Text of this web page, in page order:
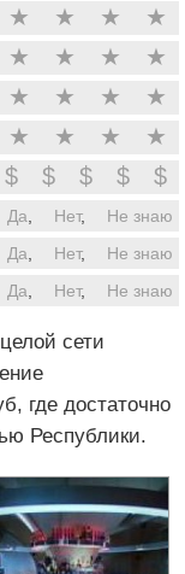
★ ★ ★ ★
★ ★ ★ ★
★ ★ ★ ★
★ ★ ★ ★
$ $ $ $ $
Да Нет,
Не знаю
Да Нет,
Не знаю
Да Нет, Не знаю
сети
где достаточно
Республики.